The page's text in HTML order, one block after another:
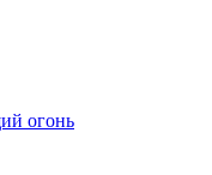
огонь